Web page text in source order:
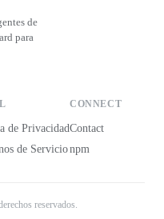
de
para
de Privacidad
de Servicio
CONNECT
Contact
npm
reservados.